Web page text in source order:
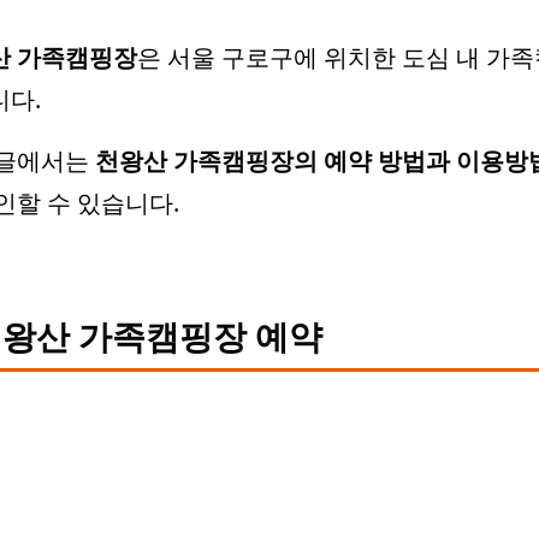
가족캠핑장은 서울 구로구에 위치한 도심 내 가족
다.
에서는 천왕산 가족캠핑장의 예약 방법과 이용방
할 수 있습니다.
산 가족캠핑장 예약